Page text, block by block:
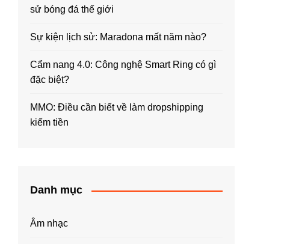
sử bóng đá thế giới
Sự kiện lịch sử: Maradona mất năm nào?
Cẩm nang 4.0: Công nghệ Smart Ring có gì
đặc biệt?
MMO: Điều cần biết về làm dropshipping
kiếm tiền
Danh mục
Âm nhạc